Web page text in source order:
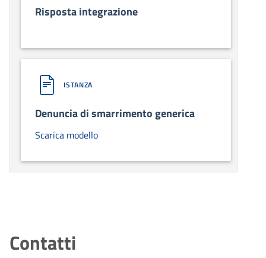
Risposta integrazione
ISTANZA
Denuncia di smarrimento generica
Scarica modello
Contatti